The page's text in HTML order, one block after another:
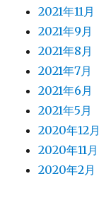
2021年11月
2021年9月
2021年8月
2021年7月
2021年6月
2021年5月
2020年12月
2020年11月
2020年2月